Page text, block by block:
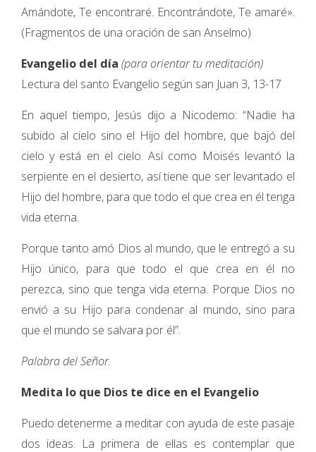
Amándote, Te encontraré. Encontrándote, Te amaré».
(Fragmentos de una oración de san Anselmo)
Evangelio del día (para orientar tu meditación)
Lectura del santo Evangelio según san Juan 3, 13-17
En aquel tiempo, Jesús dijo a Nicodemo: “Nadie ha
subido al cielo sino el Hijo del hombre, que bajó del
cielo y está en el cielo. Así como Moisés levantó la
serpiente en el desierto, así tiene que ser levantado el
Hijo del hombre, para que todo el que crea en él tenga
vida eterna.
Porque tanto amó Dios al mundo, que le entregó a su
Hijo único, para que todo el que crea en él no
perezca, sino que tenga vida eterna. Porque Dios no
envió a su Hijo para condenar al mundo, sino para
que el mundo se salvara por él”.
Palabra del Señor.
Medita lo que Dios te dice en el Evangelio
Puedo detenerme a meditar con ayuda de este pasaje
dos ideas. La primera de ellas es contemplar que